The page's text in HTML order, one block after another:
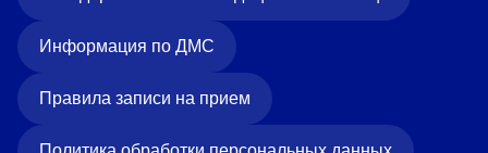
Информация по ДМС
Правила записи на прием